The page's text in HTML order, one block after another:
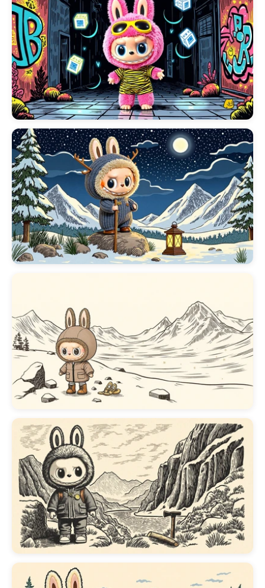
introducción a la serie🎮 300+
Fondos de Pantalla de Labubu
para PC para Gamers
proporciona el contexto perfecto
tanto para los fans como para los
recién llegados, invitándote a
explorar el rico e imaginativo
universo que habita Labubu a
pantalla especialmente
seleccionados.
Nuestra colección de🎮 300+
Fondos de Pantalla de Labubu
para PC para Gamersmuestra el
encanto único de Labubu en una
impresionante alta resolución.
Ofrecemos una amplia selección
, asegurando que
cada detalle intrincado se
brillantemente en tu pantalla. Ya
sea que busques adornar tu
de pantalla de labubu para
teléfono,fondo de pantalla de
labubu para iphoneo incluso tu
fondo de pantalla de labubu
laptop, encontrarás el ajuste
perfecto. Explora diseños
vibrantes, incluido el popular
fondo de pantalla rosa de
labubu
, o sumérgete en una
experiencia visual más dinámica
con unfondo de pantalla 3d de
labubu. Cada imagen se
selecciona cuidadosamente para
capturar los colores vibrantes y
diseños distintivos de la serie🎮
300+ Fondos de Pantalla de